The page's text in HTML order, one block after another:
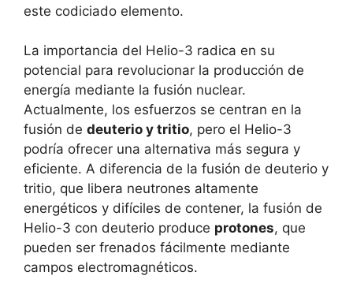
este codiciado elemento.
La importancia del Helio-3 radica en su
potencial para revolucionar la producción de
energía mediante la fusión nuclear.
Actualmente, los esfuerzos se centran en la
fusión de deuterio y tritio, pero el Helio-3
podría ofrecer una alternativa más segura y
eficiente. A diferencia de la fusión de deuterio y
tritio, que libera neutrones altamente
energéticos y difíciles de contener, la fusión de
Helio-3 con deuterio produce protones, que
pueden ser frenados fácilmente mediante
campos electromagnéticos.